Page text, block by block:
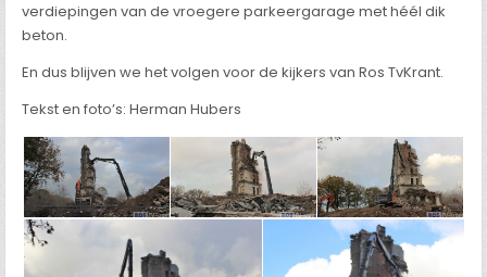
verdiepingen van de vroegere parkeergarage met héél dik
beton.
En dus blijven we het volgen voor de kijkers van Ros TvKrant.
Tekst en foto’s: Herman Hubers